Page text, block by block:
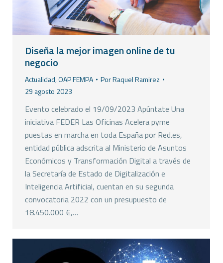
Diseña la mejor imagen online de tu
negocio
Actualidad,OAP FEMPA PorRaquel Ramirez
29 agosto 2023
Evento celebrado el 19/09/2023 Apúntate Una
iniciativa FEDER Las Oficinas Acelera pyme
puestas en marcha en toda España por Red.es,
entidad pública adscrita al Ministerio de Asuntos
Económicos y Transformación Digital a través de
la Secretaría de Estado de Digitalización e
Inteligencia Artificial, cuentan en su segunda
convocatoria 2022 con un presupuesto de
18.450.000 €,…